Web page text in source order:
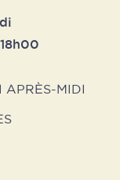
APRÈS-MIDI